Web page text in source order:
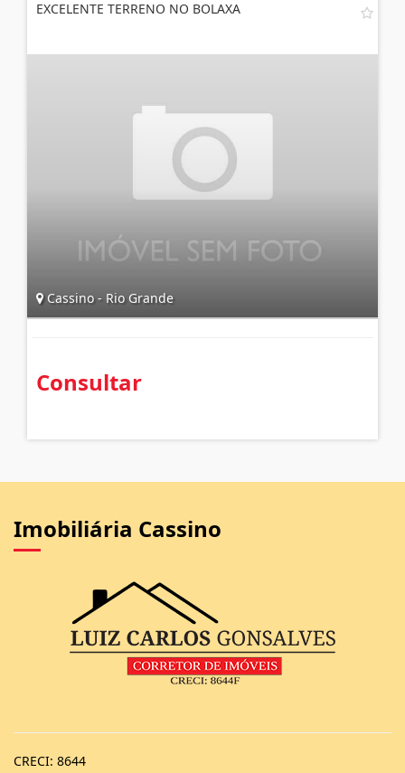
EXCELENTE TERRENO NO BOLAXA
Cassino - Rio Grande
Consultar
Imobiliária Cassino
CRECI: 8644